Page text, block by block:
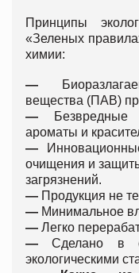
Принципы
«Зеленых
химии:
—
вещества (ПАВ)
—
ароматы и
—
очищения и
загрязнений.
— Продукция не
— Минимальное
— Легко
—Сделано в
экологическими